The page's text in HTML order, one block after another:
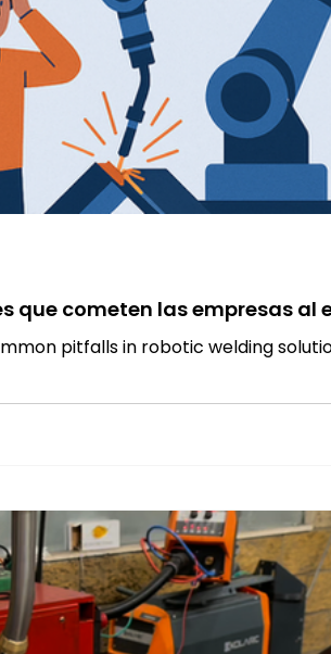
que cometen las empresas al
y cómo evitarlos
pitfalls in robotic welding